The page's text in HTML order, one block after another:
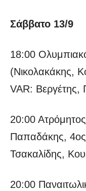
Σάββατο 13/9
18:00
(Νικολακάκης,
VAR:
20:00
Παπαδάκης,
Τσακαλίδης,
20:00